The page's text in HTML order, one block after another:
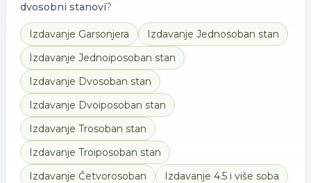
dvosobni stanovi?
Izdavanje Garsonjera Izdavanje Jednosoban stan
Izdavanje Jednoiposoban stan
Izdavanje Dvosoban stan
Izdavanje Dvoiposoban stan
Izdavanje Trosoban stan
Izdavanje Troiposoban stan
Izdavanje Četvorosoban Izdavanje 4.5 i više soba